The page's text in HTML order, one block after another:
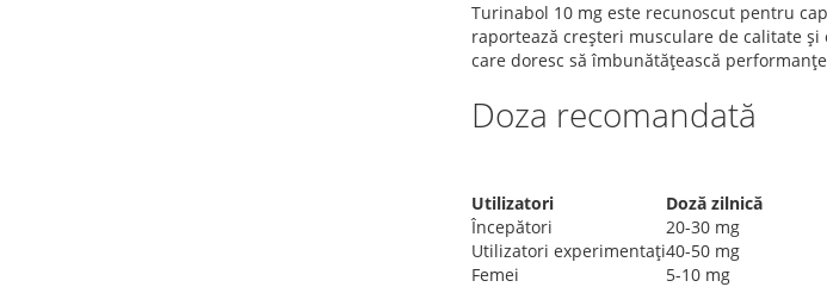
Turinabol 10 mg este recunoscut pentru
raportează creșteri musculare de calitate
care doresc să îmbunătățească
Doza recomandată
Utilizatori
Doză zilnică
Începători
20-30 mg
Utilizatori experimentați40-50 mg
Femei
5-10 mg